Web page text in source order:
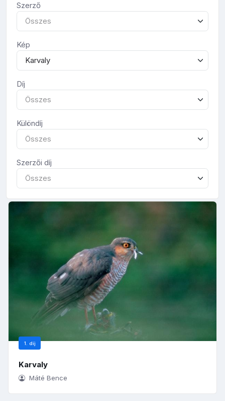
Szerző
Összes
Kép
Karvaly
Díj
Összes
Különdíj
Összes
Szerzői díj
Összes
1. díj
Karvaly
Máté Bence